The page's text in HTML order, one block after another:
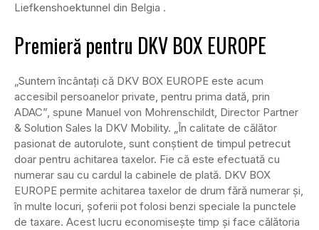
Liefkenshoektunnel din Belgia .
Premieră pentru DKV BOX EUROPE
„Suntem încântați că DKV BOX EUROPE este acum
accesibil persoanelor private, pentru prima dată, prin
ADAC”, spune Manuel von Mohrenschildt, Director Partner
& Solution Sales la DKV Mobility. „În calitate de călător
pasionat de autorulote, sunt conștient de timpul petrecut
doar pentru achitarea taxelor. Fie că este efectuată cu
numerar sau cu cardul la cabinele de plată. DKV BOX
EUROPE permite achitarea taxelor de drum fără numerar și,
în multe locuri, șoferii pot folosi benzi speciale la punctele
de taxare. Acest lucru economisește timp și face călătoria